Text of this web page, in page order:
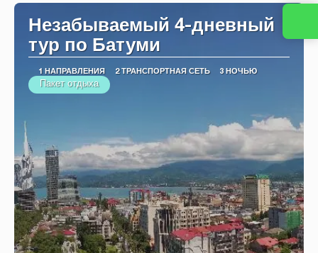
Незабываемый 4-дневный
тур по Батуми
1 НАПРАВЛЕНИЯ 2 ТРАНСПОРТНАЯ СЕТЬ 3 НОЧЬЮ
Пакет отдыха